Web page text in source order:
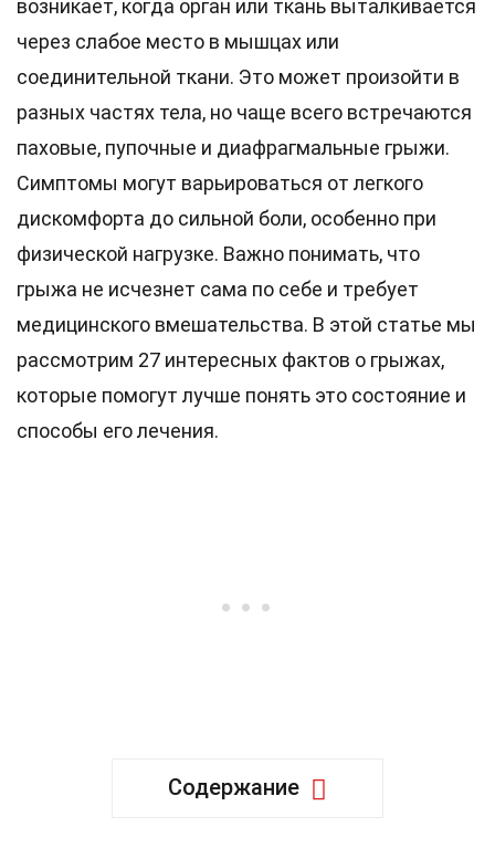
возникает, когда орган или ткань выталкивается
через слабое место в мышцах или
соединительной ткани. Это может произойти в
разных частях тела, но чаще всего встречаются
паховые, пупочные и диафрагмальные грыжи.
Симптомы могут варьироваться от легкого
дискомфорта до сильной боли, особенно при
физической нагрузке. Важно понимать, что
грыжа не исчезнет сама по себе и требует
медицинского вмешательства. В этой статье мы
рассмотрим 27 интересных фактов о грыжах,
которые помогут лучше понять это состояние и
способы его лечения.
Содержание